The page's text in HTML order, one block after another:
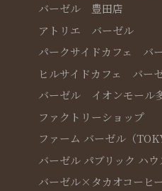
バーゼル 豊田店
アトリエ バーゼル
パークサイドカフェ バ
ヒルサイドカフェ バー
バーゼル イオンモール
ファクトリーショップ
ファーム バーゼル（
バーゼル パブリック ハウ
バーゼル×タカオコーヒ